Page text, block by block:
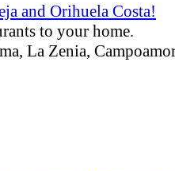
and Orihuela Costa!
to your home.
La Zenia,